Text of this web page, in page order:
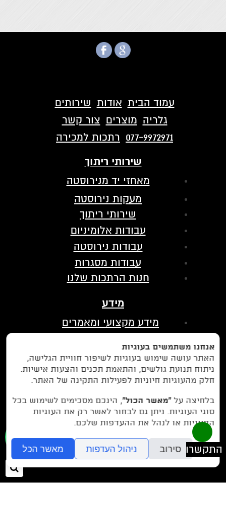
עמוד הבית אודות שירותים
גלריה מוצרים צור קשר
077-9972971 רתכות למכירה
שירותי ריתוך
מאחזי יד מנירוסטה
מעקות נירוסטה
שירותי ריתוך
עבודות אלומיניום
עבודות נירוסטה
עבודות מסגרות
חנות הרתכות שלנו
מידע
מידע מקצועי ומאמרים
מדיניות פרטיות
בין לקוחותינו
לחצו כאן כדי לנווט אלינו בווייז
או חייגו עכשיו -077-9972971
אנחנו משתמשים בעוגיות
האתר עושה שימוש בעוגיות לשיפור חוויית הגלישה,
ניתוח תנועת גולשים, והתאמת תכנים והצעות אישיות.
חלק מהעוגיות חיוניות לפעילות התקינה של האתר.
בלחיצה על“מאשר הכול”, הינכם מסכימים לשימוש בכל
סוגי העוגיות. ניתן גם לבחור לאשר רק את העוגיות
החיוניות או לנהל את ההעדפות שלכם.
סירוב ניהול העדפות מאשר הכל